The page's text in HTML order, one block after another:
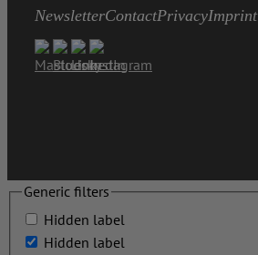
NewsletterContactPrivacyImprint
Generic filters
Hidden label
Hidden label